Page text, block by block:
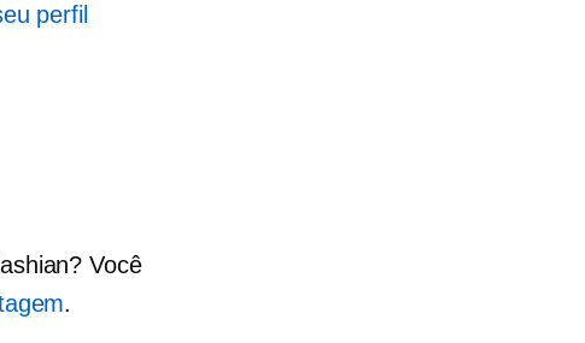
perfil
Você
.